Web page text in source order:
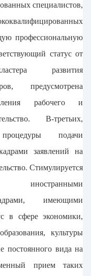
специалистов,
профессиональную
статус от
развития
предусмотрена
рабочего и
В-третьих,
подачи
заявлений на
Стимулируется
имеющими
в сфере экономики,
культуры
постоянного вида на
прием таких